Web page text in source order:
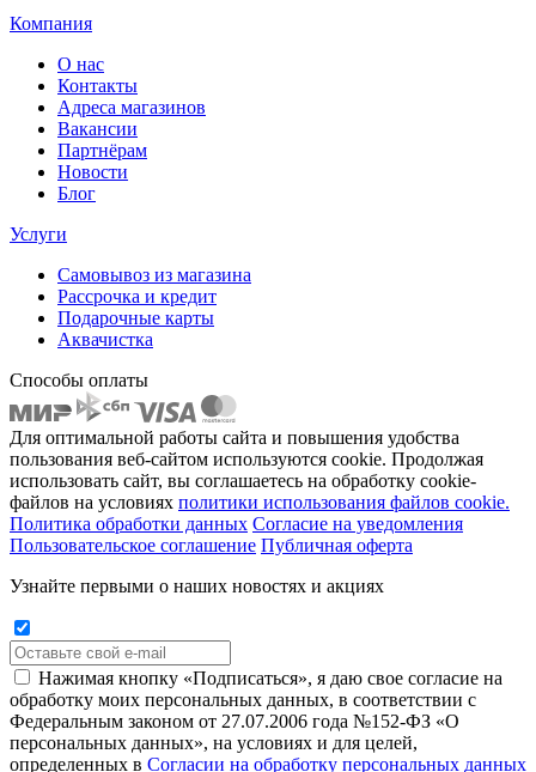
Компания
О нас
Контакты
Адреса магазинов
Вакансии
Партнёрам
Новости
Блог
Услуги
Самовывоз из магазина
Рассрочка и кредит
Подарочные карты
Аквачистка
Способы оплаты
Для оптимальной работы сайта и повышения удобства
пользования веб-сайтом используются cookie. Продолжая
использовать сайт, вы соглашаетесь на обработку cookie-
файлов на условиях политики использования файлов cookie.
Политика обработки данных Согласие на уведомления
Пользовательское соглашение Публичная оферта
Узнайте первыми о наших новостях и акциях
Нажимая кнопку «Подписаться», я даю свое согласие на
обработку моих персональных данных, в соответствии с
Федеральным законом от 27.07.2006 года №152-ФЗ «О
персональных данных», на условиях и для целей,
определенных в Согласии на обработку персональных данных